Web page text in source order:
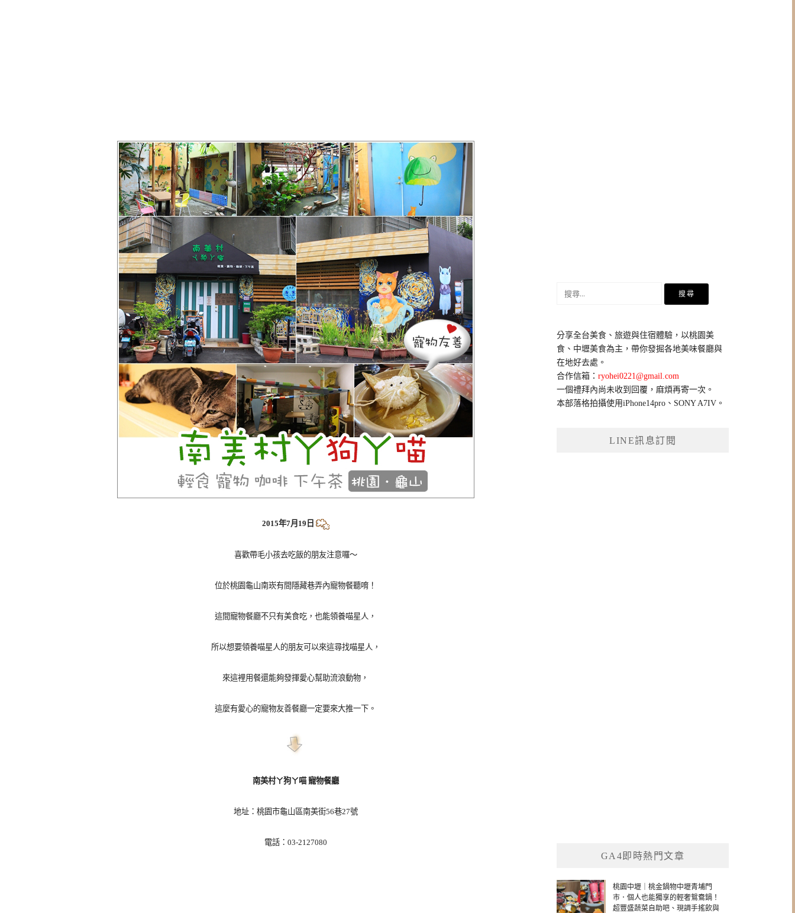
2015年7月19日
喜歡帶毛小孩去吃飯的朋友注意囉～
位於桃園龜山南崁有間隱藏巷弄內寵物餐聽唷！
這間寵物餐廳不只有美食吃，也能領養喵星人，
所以想要領養喵星人的朋友可以來這尋找喵星人，
來這裡用餐還能夠發揮愛心幫助流浪動物，
這麼有愛心的寵物友善餐廳一定要來大推一下。
南美村ㄚ狗ㄚ喵 寵物餐廳
地址：桃園市龜山區南美街56巷27號
電話：03-2127080
鍵
字:
分享全台美食、旅遊與住宿體驗，以桃園美
食、中壢美食為主，帶你發掘各地美味餐廳與
在地好去處。
合作信箱：ryohei0221@gmail.com
一個禮拜內尚未收到回覆，麻煩再寄一次。
本部落格拍攝使用iPhone14pro、SONY A7IV。
LINE訊息訂閱
GA4即時熱門文章
桃園中壢｜桃金鍋物中壢青埔門
市．個人也能獨享的輕奢鴛鴦鍋！
超豐盛蔬菜自助吧、現調手搖飲與